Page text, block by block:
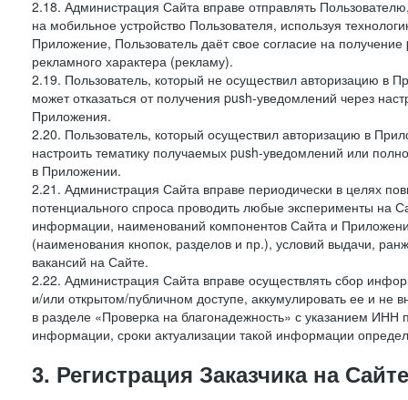
2.18. Администрация Сайта вправе отправлять
на мобильное устройство Пользователя, используя
Приложение, Пользователь даёт свое согласие на
рекламного характера (рекламу).
2.19. Пользователь, который не осуществил авторизацию в
может отказаться от получения push-уведомлений через
Приложения.
2.20. Пользователь, который осуществил авторизацию в
настроить тематику получаемых push-уведомлений или
в Приложении.
2.21. Администрация Сайта вправе периодически в целях
потенциального спроса проводить любые эксперименты на
информации, наименований компонентов Сайта и
(наименования кнопок, разделов и пр.), условий выдачи,
вакансий на Сайте.
2.22. Администрация Сайта вправе осуществлять сбор
и/или открытом/публичном доступе, аккумулировать ее и не
в разделе «Проверка на благонадежность» с указанием
информации, сроки актуализации такой информации
3. Регистрация Заказчика на Сайте